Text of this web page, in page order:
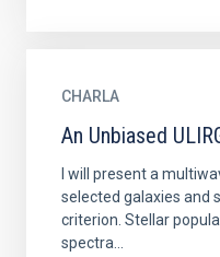
CHARLA
An Unbiased
I will present a
selected galaxies and
criterion. Stellar
spectra...